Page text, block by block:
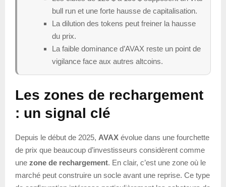
bull run et une forte hausse de capitalisation.
La dilution des tokens peut freiner la hausse
du prix.
La faible dominance d’AVAX reste un point de
vigilance face aux autres altcoins.
Les zones de rechargement
: un signal clé
Depuis le début de 2025, AVAX évolue dans une fourchette
de prix que beaucoup d’investisseurs considèrent comme
une zone de rechargement. En clair, c’est une zone où le
marché peut construire un socle avant une reprise. Ce type